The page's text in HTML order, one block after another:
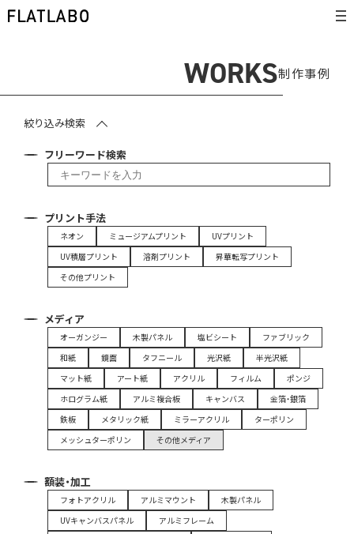
WORKS制作事例
絞り込み検索
フリーワード検索
プリント手法
ネオン ミュージアムプリント
UVプリント
UV積層プリント
溶剤プリント
昇華転写プリント
その他プリント
メディア
オーガンジー 木製パネル 塩ビシート
ファブリック
和紙
鏡面 タフニール 光沢紙
半光沢紙
マット紙
アート紙 アクリル フィルム
ポンジ
ホログラム紙
アルミ複合板 キャンバス
金箔・銀箔
鉄板
メタリック紙 ミラーアクリル
ターポリン
メッシュターポリン
その他メディア
額装・加工
フォトアクリル アルミマウント
木製パネル
UVキャンバスパネル
アルミフレーム